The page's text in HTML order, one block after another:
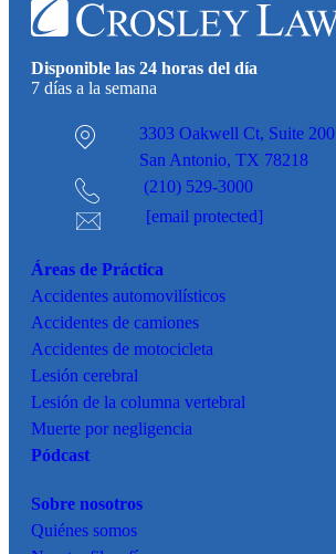
Disponible las 24 horas del día
7 días a la semana
3303 Oakwell Ct, Suite 200
San Antonio, TX 78218
(210) 529-3000
[email protected]
Áreas de Práctica
Accidentes automovilísticos
Accidentes de camiones
Accidentes de motocicleta
Lesión cerebral
Lesión de la columna vertebral
Muerte por negligencia
Pódcast
Sobre nosotros
Quiénes somos